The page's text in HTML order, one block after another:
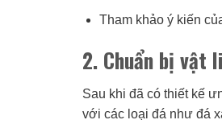
Tham khảo ý kiến
2. Chuẩn bị vật
Sau khi đã có thiết kế
với các loại đá như đá